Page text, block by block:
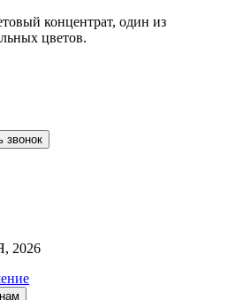
концентрат, один из
цветов.
звонок
2026